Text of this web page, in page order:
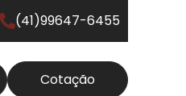
(41)99647-6455
Cotação